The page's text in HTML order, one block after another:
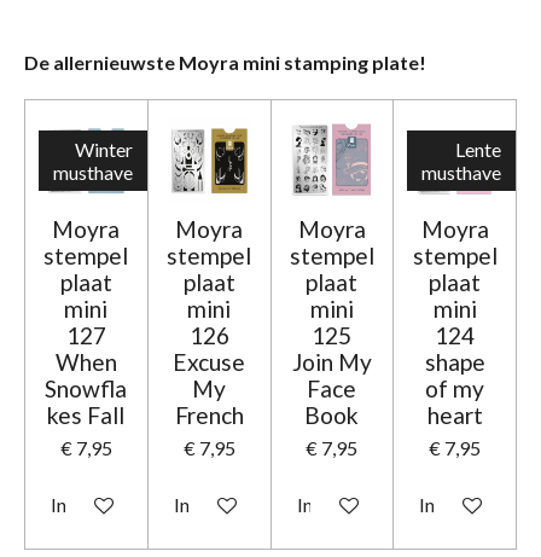
De allernieuwste Moyra mini stamping plate!
Winter
musthave
Moyra
stempel
plaat
mini
127
When
Snowfla
kes Fall
€ 7,95
In winkelwagen
Moyra
stempel
plaat
mini
126
Excuse
My
French
€ 7,95
In winkelwagen
Moyra
stempel
plaat
mini
125
Join My
Face
Book
€ 7,95
In winkelwagen
Lente
musthave
Moyra
stempel
plaat
mini
124
shape
of my
heart
€ 7,95
In